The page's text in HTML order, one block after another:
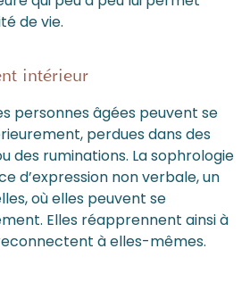
de vie.
intérieur
personnes âgées peuvent se
perdues dans des
des ruminations. La sophrologie
d’expression non verbale, un
où elles peuvent se
Elles réapprennent ainsi à
à elles-mêmes.